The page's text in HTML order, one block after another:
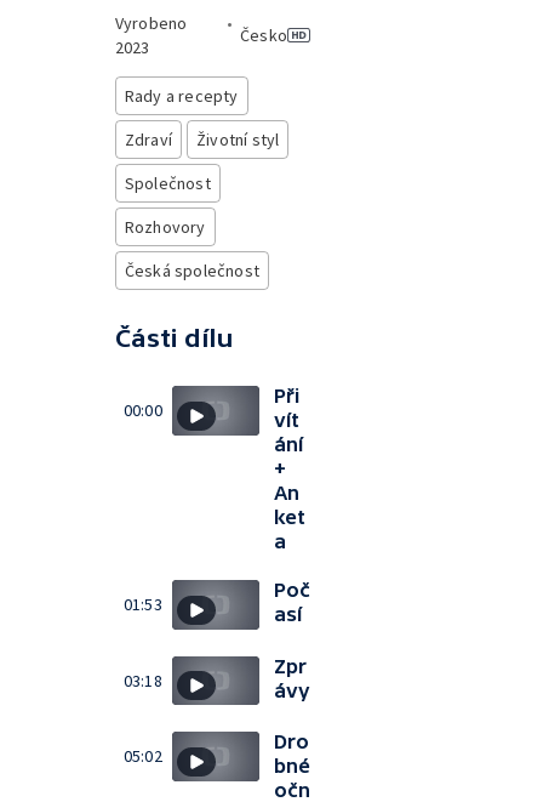
Vyrobeno
2023
•
Česko
Rady a recepty
Zdraví
Životní styl
Společnost
Rozhovory
Česká společnost
Části dílu
00:00
Při
vít
ání
+
An
ket
a
01:53
Poč
así
03:18
Zpr
ávy
05:02
Dro
bné
očn